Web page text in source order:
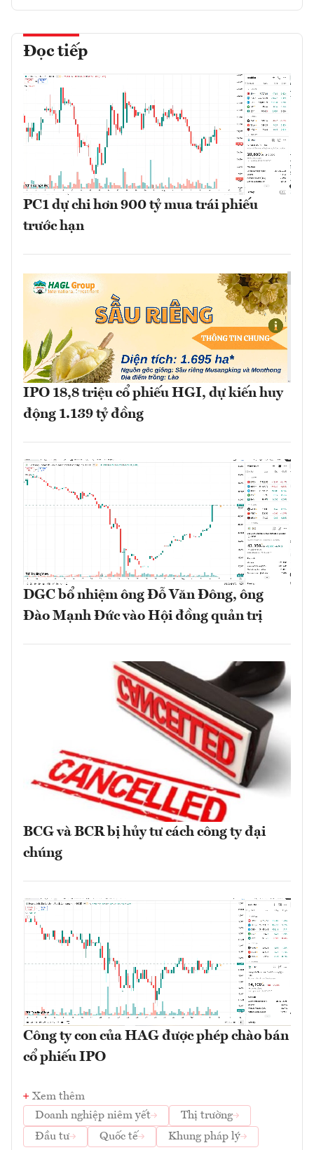
Đọc tiếp
PC1 dự chi hơn 900 tỷ mua trái phiếu
trước hạn
IPO 18,8 triệu cổ phiếu HGI, dự kiến huy
động 1.139 tỷ đồng
DGC bổ nhiệm ông Đỗ Văn Đông, ông
Đào Mạnh Đức vào Hội đồng quản trị
BCG và BCR bị hủy tư cách công ty đại
chúng
Công ty con của HAG được phép chào bán
cổ phiếu IPO
Xem thêm
Doanh nghiệp niêm yết
Thị trường
Đầu tư
Quốc tế Khung pháp lý